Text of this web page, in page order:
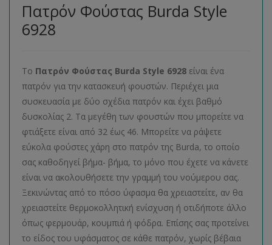
Πατρόν Φούστας Burda Style
6928
Το Πατρόν Φούστας Burda Style 6928 είναι ένα
πατρόν για την κατασκευή φουστών. Περιέχει μια
συσκευασία με δύο σχέδια πατρόν και έχει βαθμό
δυσκολίας 2. Τα μεγέθη των φουστών που μπορείτε να
φτιάξετε είναι από 32 έως 46. Μπορείτε να ράψετε
εύκολα φούστες χάρη στο πατρόν της Burda, το οποίο
σας καθοδηγεί βήμα- βήμα, το μόνο που έχετε να κάνετε
είναι να ακολουθήσετε την γραμμή του νούμερου σας.
Ξεκινώντας από το πόσο ύφασμα θα χρειαστείτε, αν θα
χρειαστείτε θερμοκολλητική ενίσχυση ή οτιδήποτε άλλο
όπως φερμουάρ, κουμπιά ή φόδρα. Επίσης σας προτείνει
το είδος του υφάσματος σε κάθε πατρόν, χωρίς βέβαια